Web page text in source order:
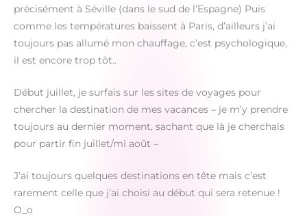
précisément à Séville (dans le sud de l’Espagne) Puis
comme les températures baissent à Paris, d’ailleurs j’ai
toujours pas allumé mon chauffage, c’est psychologique,
il est encore trop tôt..
Début juillet, je surfais sur les sites de voyages pour
chercher la destination de mes vacances – je m’y prendre
toujours au dernier moment, sachant que là je cherchais
pour partir fin juillet/mi août –
J’ai toujours quelques destinations en tête mais c’est
rarement celle que j’ai choisi au début qui sera retenue !
O_o